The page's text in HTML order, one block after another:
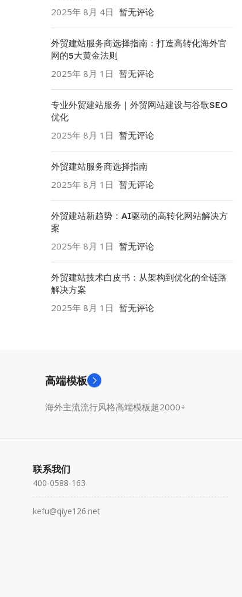
2025年 8月 4日 暂无评论
外贸建站服务商选择指南：打造高转化海外官
网的5大黄金法则
2025年 8月 1日 暂无评论
专业外贸建站服务｜外贸网站建设与谷歌SEO
优化
2025年 8月 1日 暂无评论
外贸建站服务商选择指南
2025年 8月 1日 暂无评论
外贸建站新趋势：AI驱动的高转化网站解决方
案
2025年 8月 1日 暂无评论
外贸建站技术白皮书：从架构到优化的全链路
解决方案
2025年 8月 1日 暂无评论
高端模板
海外主流流行风格高端模板超2000+
联系我们
400-0588-163
kefu@qiye126.net